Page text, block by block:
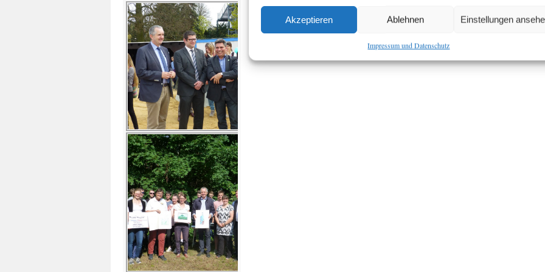
Akzeptieren Ablehnen Einstellungen
Impressum und Datenschutz